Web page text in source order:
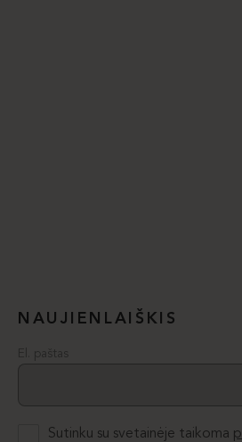
NAUJIENLAIŠKIS
El. paštas
Sutinku su svetainėje taikoma